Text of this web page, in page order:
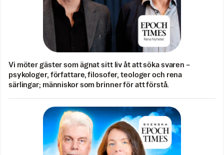
Vi möter gäster som ägnat sitt liv åt att söka svaren –
psykologer, författare, filosofer, teologer och rena
särlingar; människor som brinner för att förstå.